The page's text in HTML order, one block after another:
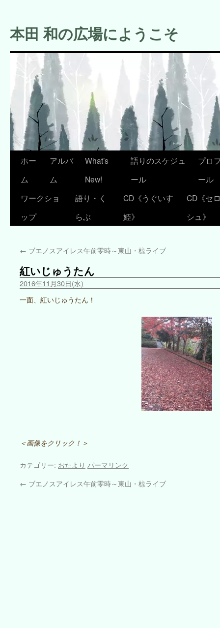
テ
ン
本田 和の広場にようこそ
ホー
ム
アルバ
ム
What’s
New!
語りのスケジュ
ール
プロ
ール
ワークショ
ップ
語り・く
らぶ
CD《うぐいす
姫》
CD《セ
シュ》
← ブエノスアイレス午前零時～東山・椋ライブ
紅いじゅうたん
2016年11月30日(水)
一面、紅いじゅうたん！
＜画像をクリック！＞
カテゴリー: おたより パーマリンク
← ブエノスアイレス午前零時～東山・椋ライブ